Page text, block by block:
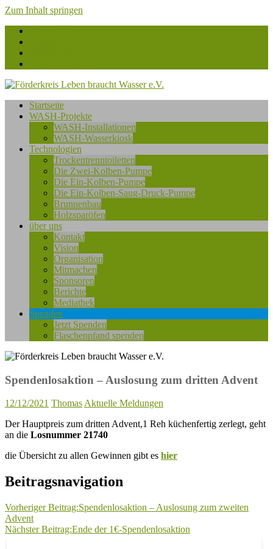
Zum Inhalt springen
Förderkreis
Leben
e.V.
Startseite
WASH-Projekte
WASH-Installationen
WASH-Wasserkiosk
Technologien
Trockentrenntoiletten
Die Zwei-Kolben-Pumpe
Die Ein-Kolben-Pumpe
Die Ein-Kolben-Saug-Druck-Pumpe
Brunnenbau
Holzsparöfen
über uns
Kontakt
Vision
Organisation
Mitmachen
Sponsoren
Berichte
Mediathek
Spenden
Jetzt Spenden
Flaschenpfand spenden
Spendenlosaktion – Auslosung zum dritten Advent
12/12/2021 ThomasAktuelle Meldungen
Der Hauptpreis zum dritten Advent,1 Reh küchenfertig zerlegt, geht
an die Losnummer 21740
die Übersicht zu allen Gewinnen gibt es hier
Beitragsnavigation
Vorheriger Beitrag:Spendenlosaktion – Auslosung zum zweiten
Advent
Nächster Beitrag:Ende der 1€-Spendenlosaktion